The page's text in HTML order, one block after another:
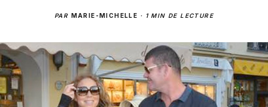
PAR MARIE-MICHELLE · 1 MIN DE LECTURE